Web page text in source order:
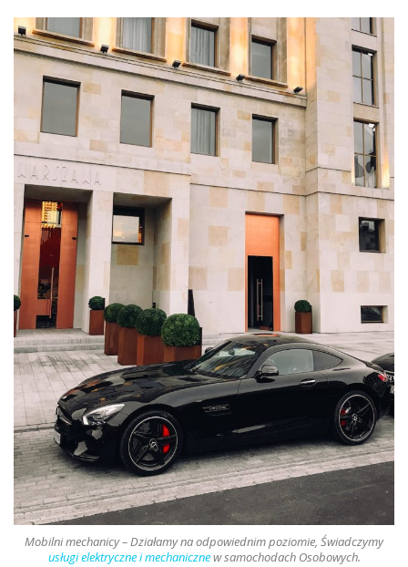
Mobilni mechanicy – Działamy na odpowiednim poziomie, Świadczymy
usługi elektryczne i mechanicznew samochodach Osobowych.